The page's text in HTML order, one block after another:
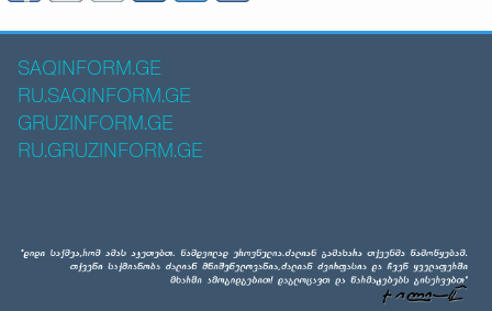
SAQINFORM.GE
RU.SAQINFORM.GE
GRUZINFORM.GE
RU.GRUZINFORM.GE